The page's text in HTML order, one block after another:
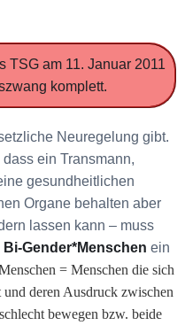
TSG am 11. Januar 2011
komplett.
Neuregelung gibt.
ein Transmann,
gesundheitlichen
Organe behalten aber
lassen kann – muss
Bi-Gender*Menschen ein
= Menschen die sich
deren Ausdruck zwischen
bewegen bzw. beide